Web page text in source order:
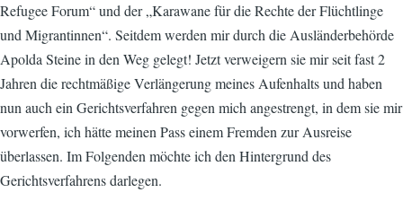
Refugee Forum“ und der „Karawane für die Rechte der Flüchtlinge
und Migrantinnen“. Seitdem werden mir durch die Ausländerbehörde
Apolda Steine in den Weg gelegt! Jetzt verweigern sie mir seit fast 2
Jahren die rechtmäßige Verlängerung meines Aufenhalts und haben
nun auch ein Gerichtsverfahren gegen mich angestrengt, in dem sie mir
vorwerfen, ich hätte meinen Pass einem Fremden zur Ausreise
überlassen. Im Folgenden möchte ich den Hintergrund des
Gerichtsverfahrens darlegen.